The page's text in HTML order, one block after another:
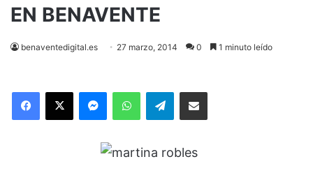
EN BENAVENTE
benaventedigital.es 27 marzo, 2014 0 1 minuto leído
Telegram